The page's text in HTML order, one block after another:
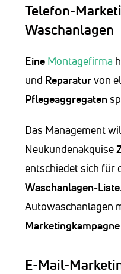
Telefon-
Waschanlagen
Eine Montagefirma
und Reparaturvon
Pflegeaggregaten
Das Management
Neukundenakquise
entschiedet sich für
Waschanlagen-Liste
Autowaschanlagen
Marketingkampagne
E-Mail-